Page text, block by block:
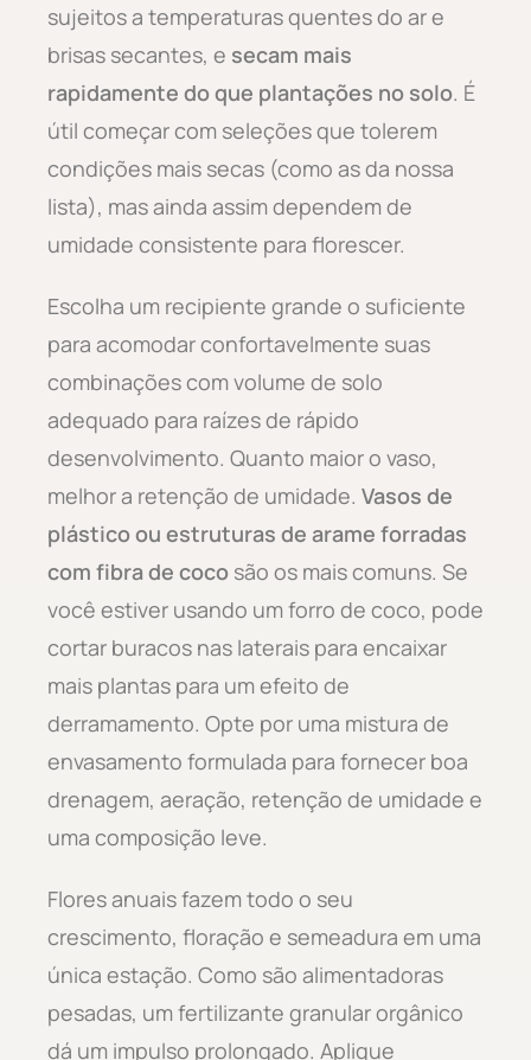
sujeitos a temperaturas quentes do ar e
brisas secantes, e secam mais
rapidamente do que plantações no solo. É
útil começar com seleções que tolerem
condições mais secas (como as da nossa
lista), mas ainda assim dependem de
umidade consistente para florescer.
Escolha um recipiente grande o suficiente
para acomodar confortavelmente suas
combinações com volume de solo
adequado para raízes de rápido
desenvolvimento. Quanto maior o vaso,
melhor a retenção de umidade. Vasos de
plástico ou estruturas de arame forradas
com fibra de coco são os mais comuns. Se
você estiver usando um forro de coco, pode
cortar buracos nas laterais para encaixar
mais plantas para um efeito de
derramamento. Opte por uma mistura de
envasamento formulada para fornecer boa
drenagem, aeração, retenção de umidade e
uma composição leve.
Flores anuais fazem todo o seu
crescimento, floração e semeadura em uma
única estação. Como são alimentadoras
pesadas, um fertilizante granular orgânico
dá um impulso prolongado. Aplique